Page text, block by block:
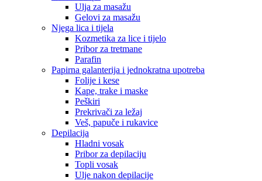
Ulja za masažu
Gelovi za masažu
Njega lica i tijela
Kozmetika za lice i tijelo
Pribor za tretmane
Parafin
Papirna galanterija i jednokratna upotreba
Folije i kese
Kape, trake i maske
Peškiri
Prekrivači za ležaj
Veš, papuče i rukavice
Depilacija
Hladni vosak
Pribor za depilaciju
Topli vosak
Ulje nakon depilacije